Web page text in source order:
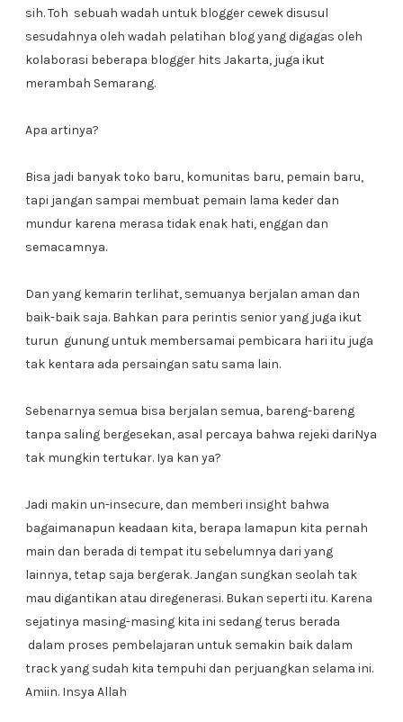
sih. Toh sebuah wadah untuk blogger cewek disusul
sesudahnya oleh wadah pelatihan blog yang digagas oleh
kolaborasi beberapa blogger hits Jakarta, juga ikut
merambah Semarang.
Apa artinya?
Bisa jadi banyak toko baru, komunitas baru, pemain baru,
tapi jangan sampai membuat pemain lama keder dan
mundur karena merasa tidak enak hati, enggan dan
semacamnya.
Dan yang kemarin terlihat, semuanya berjalan aman dan
baik-baik saja. Bahkan para perintis senior yang juga ikut
turun gunung untuk membersamai pembicara hari itu juga
tak kentara ada persaingan satu sama lain.
Sebenarnya semua bisa berjalan semua, bareng-bareng
tanpa saling bergesekan, asal percaya bahwa rejeki dariNya
tak mungkin tertukar. Iya kan ya?
Jadi makin un-insecure, dan memberi insight bahwa
bagaimanapun keadaan kita, berapa lamapun kita pernah
main dan berada di tempat itu sebelumnya dari yang
lainnya, tetap saja bergerak. Jangan sungkan seolah tak
mau digantikan atau diregenerasi. Bukan seperti itu. Karena
sejatinya masing-masing kita ini sedang terus berada
dalam proses pembelajaran untuk semakin baik dalam
track yang sudah kita tempuhi dan perjuangkan selama ini.
Amiin. Insya Allah